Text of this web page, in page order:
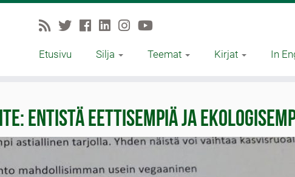
Etusivu Silja Teemat Kirjat In
Entistä eettisempiä ja